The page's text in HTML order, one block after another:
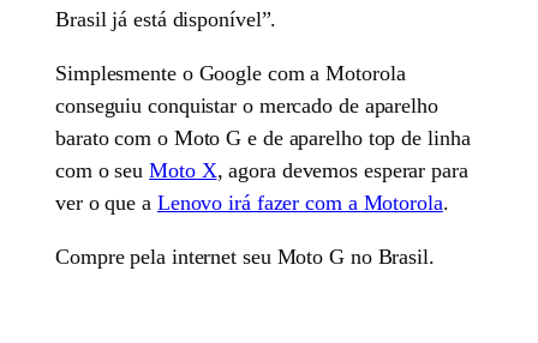
Brasil já está disponível”.
Simplesmente o Google com a Motorola
conseguiu conquistar o mercado de aparelho
barato com o Moto G e de aparelho top de linha
com o seuMoto X, agora devemos esperar para
ver o que a Lenovo irá fazer com a Motorola.
Compre pela internet seu Moto G no Brasil.